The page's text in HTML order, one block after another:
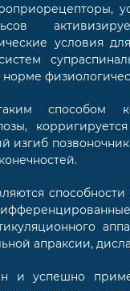
условия
норме
способом
изгиб
апраксии,
и успешно